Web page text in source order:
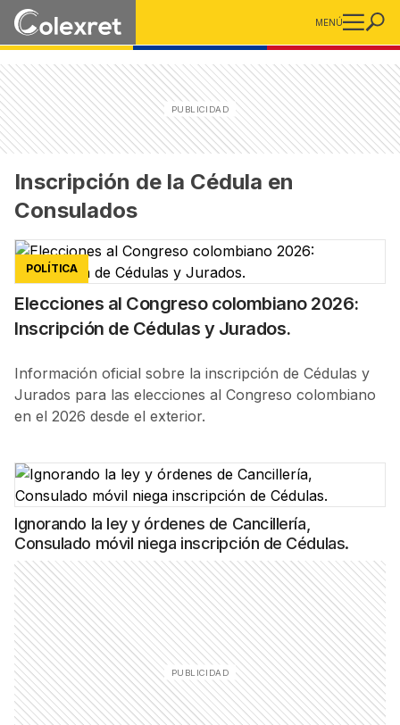
MENÚ
Inscripción de la Cédula en
Consulados
POLÍTICA
Elecciones al Congreso colombiano 2026:
Inscripción de Cédulas y Jurados.
Información oficial sobre la inscripción de Cédulas y
Jurados para las elecciones al Congreso colombiano
en el 2026 desde el exterior.
Ignorando la ley y órdenes de Cancillería,
Consulado móvil niega inscripción de Cédulas.